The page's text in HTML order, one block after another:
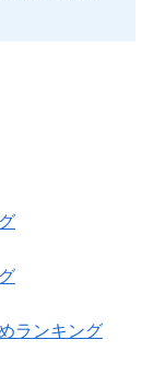
ランキング